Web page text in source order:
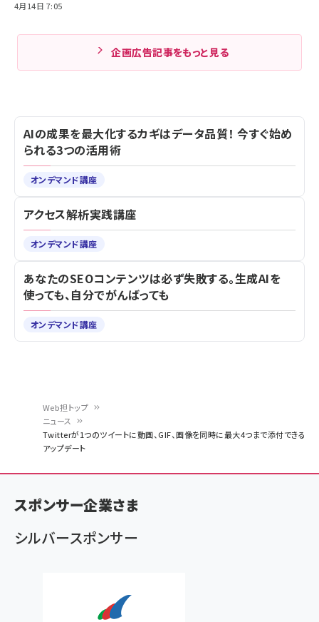
く
ず
Web担トップ
ニュース
Twitterが1つのツイートに動画、GIF、画像を同時に最大4つまで添付できる
アップデート
4月14日 7:05
企画広告記事をもっと見る
AIの成果を最大化するカギはデータ品質！ 今すぐ始め
られる3つの活用術
オンデマンド講座
アクセス解析実践講座
オンデマンド講座
あなたのSEOコンテンツは必ず失敗する。生成AIを
使っても、自分でがんばっても
オンデマンド講座
スポンサー企業さま
シルバースポンサー